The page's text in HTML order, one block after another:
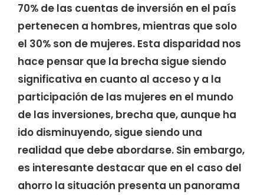
70% de las cuentas de inversión en el país
pertenecen a hombres, mientras que solo
el 30% son de mujeres. Esta disparidad nos
hace pensar que la brecha sigue siendo
significativa en cuanto al acceso y a la
participación de las mujeres en el mundo
de las inversiones, brecha que, aunque ha
ido disminuyendo, sigue siendo una
realidad que debe abordarse. Sin embargo,
es interesante destacar que en el caso del
ahorro la situación presenta un panorama